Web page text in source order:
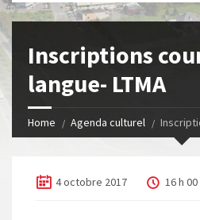
Inscriptions
langue- LTMA
Home Agenda culturel
4 octobre 2017 16 h